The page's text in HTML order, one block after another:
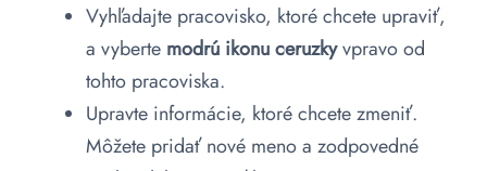
Vyhľadajte pracovisko, ktoré chcete upraviť,
a vyberte modrú ikonu ceruzkyvpravo od
tohto pracoviska.
Upravte informácie, ktoré chcete zmeniť.
Môžete pridať nové meno a zodpovedné